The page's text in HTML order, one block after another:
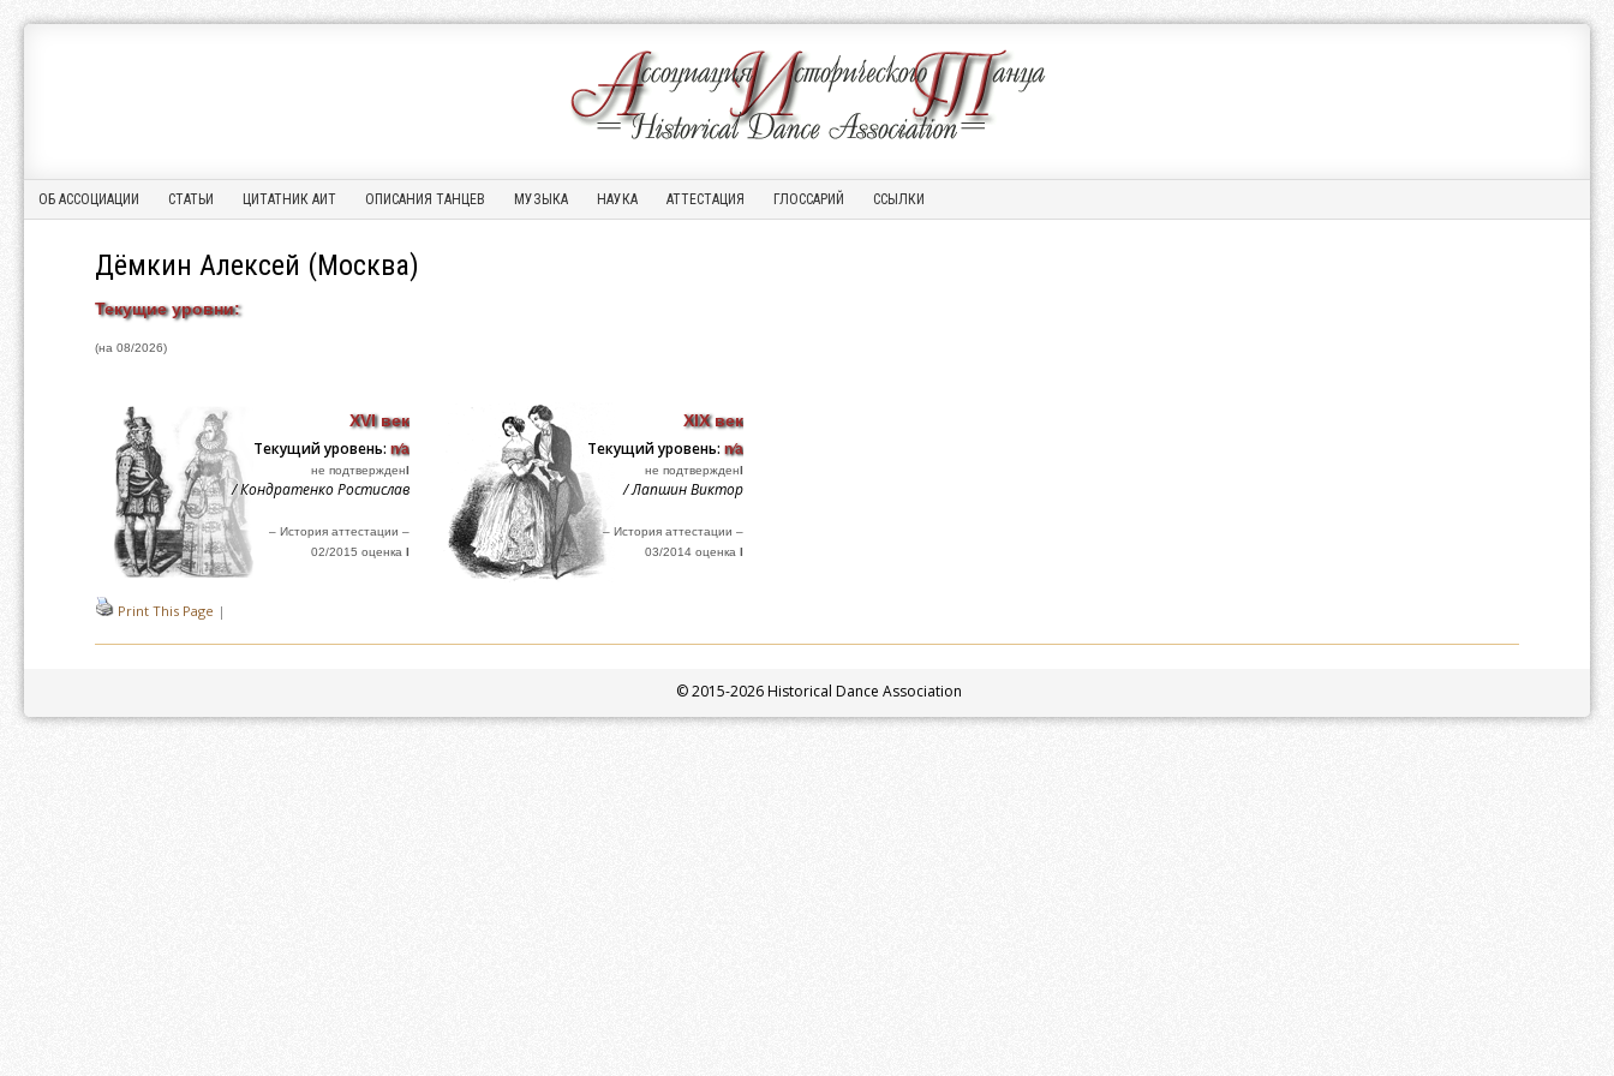
Menu
Skip to content
ОБ АССОЦИАЦИИ СТАТЬИ ЦИТАТНИК АИТ ОПИСАНИЯ ТАНЦЕВ МУЗЫКА НАУКА АТТЕСТАЦИЯ ГЛОССАРИЙ ССЫЛКИ
Дёмкин Алексей (Москва)
Текущие уровни:
(на 08/2026)
XVI век
Текущий уровень: n⁄a
не подтвержденI
/ Кондратенко Ростислав
– История аттестации –
02/2015 оценкаI
XIX век
Текущий уровень: n⁄a
не подтвержденI
/ Лапшин Виктор
– История аттестации –
03/2014 оценкаI
Print This Page |
© 2015-2026 Historical Dance Association